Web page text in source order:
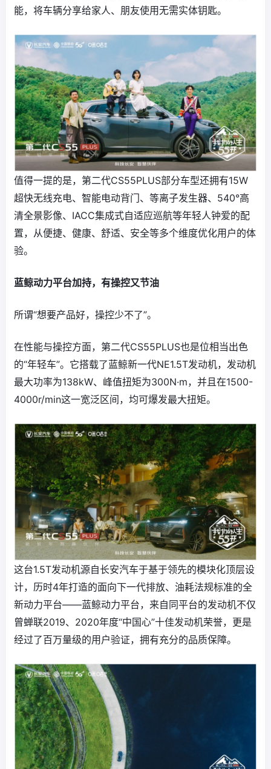
能，将车辆分享给家人、朋友使用无需实体钥匙。
值得一提的是，第二代CS55PLUS部分车型还拥有15W
超快无线充电、智能电动背门、等离子发生器、540°高
清全景影像、IACC集成式自适应巡航等年轻人钟爱的配
置，从便捷、健康、舒适、安全等多个维度优化用户的体
验。
蓝鲸动力平台加持，有操控又节油
所谓“想要产品好，操控少不了”。
在性能与操控方面，第二代CS55PLUS也是位相当出色
的“年轻车”。它搭载了蓝鲸新一代NE1.5T发动机，发动机
最大功率为138kW、峰值扭矩为300N·m，并且在1500-
4000r/min这一宽泛区间，均可爆发最大扭矩。
这台1.5T发动机源自长安汽车于基于领先的模块化顶层设
计，历时4年打造的面向下一代排放、油耗法规标准的全
新动力平台——蓝鲸动力平台，来自同平台的发动机不仅
曾蝉联2019、2020年度“中国心”十佳发动机荣誉，更是
经过了百万量级的用户验证，拥有充分的品质保障。